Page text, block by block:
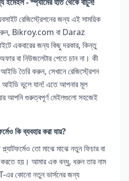
রেজিস্ট্রেশনের জন্য এই সাময়িক
Bikroy.com বা Daraz
একবারের জন্য কিছু দরকার, কিন্তু
বা নিউজলেটার পেতে চান না। কী
তৈরি করুন, সেখানে রেজিস্ট্রেশন
ভুলে যান! এতে আপনার মূল
আর আপনি গুরুত্বপূর্ণ মেইলগুলো সহজেই
কি ব্যবহার করা যায়?
তো মাঝে মাঝে নতুন ফিচার বা
হয়। আমার এক বন্ধু, ধরুন তার নাম
কোনো নতুন ভার্সনের জন্য